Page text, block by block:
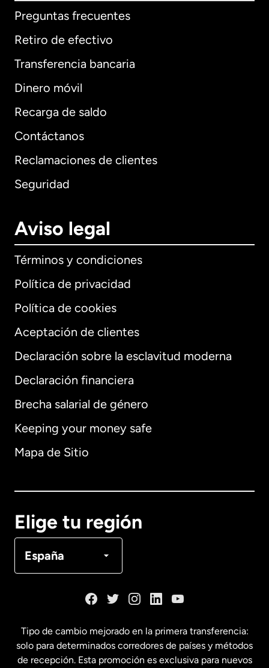
Preguntas frecuentes
Retiro de efectivo
Transferencia bancaria
Dinero móvil
Recarga de saldo
Contáctanos
Reclamaciones de clientes
Seguridad
Aviso legal
Términos y condiciones
Política de privacidad
Política de cookies
Aceptación de clientes
Declaración sobre la esclavitud moderna
Declaración financiera
Brecha salarial de género
Keeping your money safe
Mapa de Sitio
Elige tu región
España
Internacional English
Alemania
Français
Estados Unidos English
Tipo de cambio mejorado en la primera transferencia:
solo para determinados corredores de países y métodos
de recepción. Esta promoción es exclusiva para nuevos